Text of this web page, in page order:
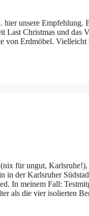
unsere Empfehlung.
Last Christmas und das
von Erdmöbel.
für ungut,
in der Karlsruher
In meinem Fall:
als die vier isolierten